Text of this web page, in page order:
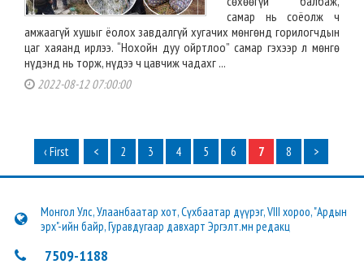
самар нь соёолж ч
амжаагүй хушыг ёолох завдалгүй хугачих мөнгөнд горилогчдын
цаг хаяанд ирлээ. “Нохойн дуу ойртлоо” самар гэхээр л мөнгө
нүдэнд нь торж, нүдээ ч цавчиж чадахг ...
2022-08-12 07:00:00
‹ First < 2 3 4 5 6 7 8 >
Монгол Улс, Улаанбаатар хот, Сүхбаатар дүүрэг, VIII хороо, "Ардын
эрх"-ийн байр, Гуравдугаар давхарт Эргэлт.мн редакц
7509-1188